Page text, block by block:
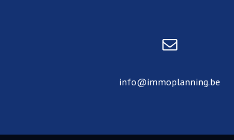
info@immoplanning.be